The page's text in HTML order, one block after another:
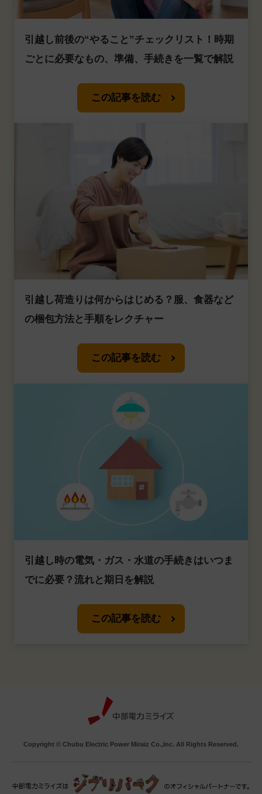
引越し前後の“やること”チェックリスト！時期
ごとに必要なもの、準備、手続きを一覧で解説
この記事を読む
引越し荷造りは何からはじめる？服、食器など
の梱包方法と手順をレクチャー
この記事を読む
引越し時の電気・ガス・水道の手続きはいつま
でに必要？流れと期日を解説
この記事を読む
Copyright © Chubu Electric Power Miraiz Co.,Inc. All Rights Reserved.